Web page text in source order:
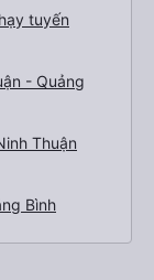
tuyến
- Quảng
Thuận
Bình